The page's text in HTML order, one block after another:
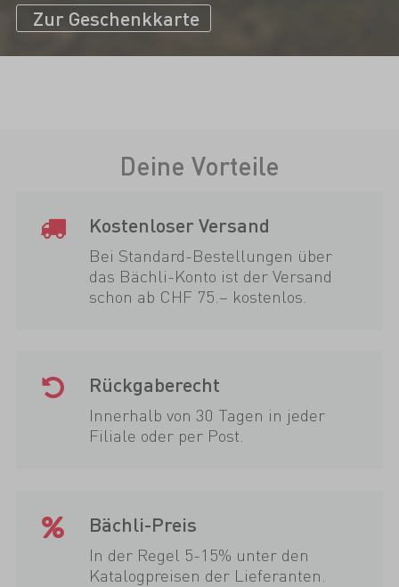
Zur Geschenkkarte
Deine Vorteile
Kostenloser Versand
Bei Standard-Bestellungen über
das Bächli-Konto ist der Versand
schon ab CHF 75.– kostenlos.
Rückgaberecht
Innerhalb von 30 Tagen in jeder
Filiale oder per Post.
Bächli-Preis
In der Regel 5-15% unter den
Katalogpreisen der Lieferanten.